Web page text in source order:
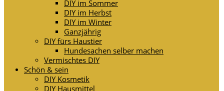
DIY im Sommer
DIY im Herbst
DIY im Winter
Ganzjährig
DIY fürs Haustier
Hundesachen selber machen
Vermischtes DIY
Schön & sein
DIY Kosmetik
DIY Hausmittel